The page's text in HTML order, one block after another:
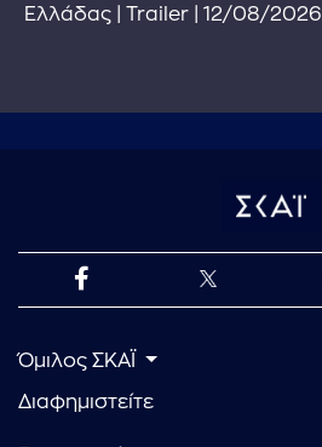
Ελλάδας | Trailer | 12/08/2026
Όμιλος ΣΚΑΪ
Διαφημιστείτε